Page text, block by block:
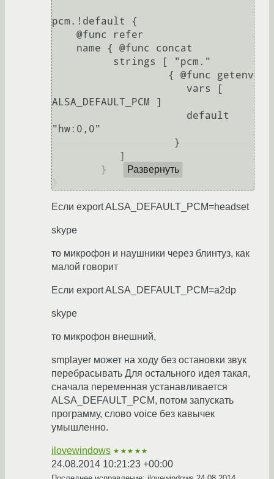
pcm.!default {
ALSA_DEFAULT_PCM ]
"hw:0,0"
Развернуть
Если export ALSA_DEFAULT_PCM=headset
skype
то микрофон и наушники через блинтуз, как
малой говорит
Если export ALSA_DEFAULT_PCM=a2dp
skype
то микрофон внешний,
smplayer может на ходу без остановки звук
перебрасывать Для остального идея такая,
сначала переменная устанавливается
ALSA_DEFAULT_PCM, потом запускать
программу, слово voice без кавычек
умышленно.
ilovewindows ★★★★★
24.08.2014 10:21:23 +00:00